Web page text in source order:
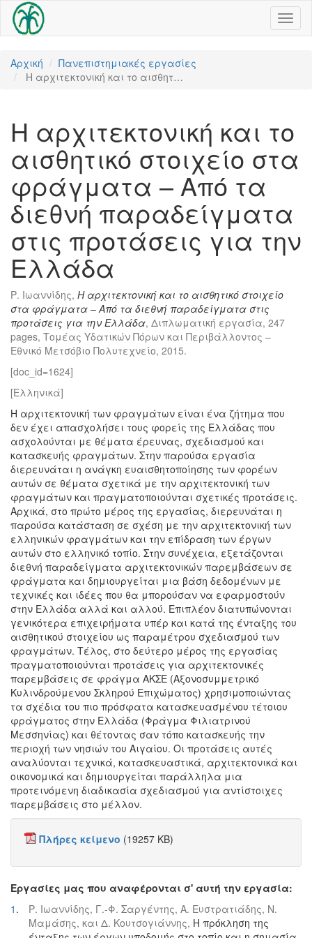
Αρχική
Πανεπιστημιακές εργασίες
Η αρχιτεκτονική και το αισθητ…
Η αρχιτεκτονική και το
αισθητικό στοιχείο στα
φράγματα – Από τα
διεθνή παραδείγματα
στις προτάσεις για την
Ελλάδα
Ρ. Ιωαννίδης, Η αρχιτεκτονική και το αισθητικό στοιχείο
στα φράγματα – Από τα διεθνή παραδείγματα στις
προτάσεις για την Ελλάδα, Διπλωματική εργασία, 247
pages, Τομέας Υδατικών Πόρων και Περιβάλλοντος –
Εθνικό Μετσόβιο Πολυτεχνείο, 2015.
[doc_id=1624]
[Ελληνικά]
Η αρχιτεκτονική των φραγμάτων είναι ένα ζήτημα που
δεν έχει απασχολήσει τους φορείς της Ελλάδας που
ασχολούνται με θέματα έρευνας, σχεδιασμού και
κατασκευής φραγμάτων. Στην παρούσα εργασία
διερευνάται η ανάγκη ευαισθητοποίησης των φορέων
αυτών σε θέματα σχετικά με την αρχιτεκτονική των
φραγμάτων και πραγματοποιούνται σχετικές προτάσεις.
Αρχικά, στο πρώτο μέρος της εργασίας, διερευνάται η
παρούσα κατάσταση σε σχέση με την αρχιτεκτονική των
ελληνικών φραγμάτων και την επίδραση των έργων
αυτών στο ελληνικό τοπίο. Στην συνέχεια, εξετάζονται
διεθνή παραδείγματα αρχιτεκτονικών παρεμβάσεων σε
φράγματα και δημιουργείται μια βάση δεδομένων με
τεχνικές και ιδέες που θα μπορούσαν να εφαρμοστούν
στην Ελλάδα αλλά και αλλού. Επιπλέον διατυπώνονται
γενικότερα επιχειρήματα υπέρ και κατά της ένταξης του
αισθητικού στοιχείου ως παραμέτρου σχεδιασμού των
φραγμάτων. Τέλος, στο δεύτερο μέρος της εργασίας
πραγματοποιούνται προτάσεις για αρχιτεκτονικές
παρεμβάσεις σε φράγμα ΑΚΣΕ (Αξονοσυμμετρικό
Κυλινδρούμενου Σκληρού Επιχώματος) χρησιμοποιώντας
τα σχέδια του πιο πρόσφατα κατασκευασμένου τέτοιου
φράγματος στην Ελλάδα (Φράγμα Φιλιατρινού
Μεσσηνίας) και θέτοντας σαν τόπο κατασκευής την
περιοχή των νησιών του Αιγαίου. Οι προτάσεις αυτές
αναλύονται τεχνικά, κατασκευαστικά, αρχιτεκτονικά και
οικονομικά και δημιουργείται παράλληλα μια
προτεινόμενη διαδικασία σχεδιασμού για αντίστοιχες
παρεμβάσεις στο μέλλον.
Πλήρες κείμενο (19257 KB)
Εργασίες μας που αναφέρονται σ' αυτή την εργασία:
1 .
Ρ. Ιωαννίδης, Γ.-Φ. Σαργέντης, Α. Ευστρατιάδης, Ν.
Μαμάσης, και Δ. Κουτσογιάννης, Η πρόκληση της